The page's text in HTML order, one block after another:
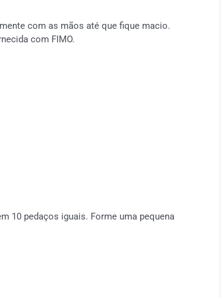
com as mãos até que fique macio.
com FIMO.
10 pedaços iguais. Forme uma pequena